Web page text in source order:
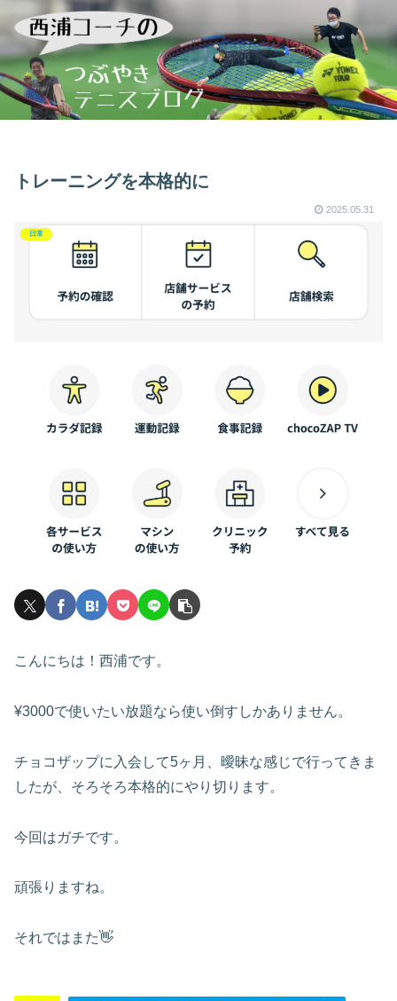
トレーニングを本格的に
2025.05.31
日常
こんにちは！西浦です。
¥3000で使いたい放題なら使い倒すしかありません。
チョコザップに入会して5ヶ月、曖昧な感じで行ってきま
したが、そろそろ本格的にやり切ります。
今回はガチです。
頑張りますね。
それではまた👋